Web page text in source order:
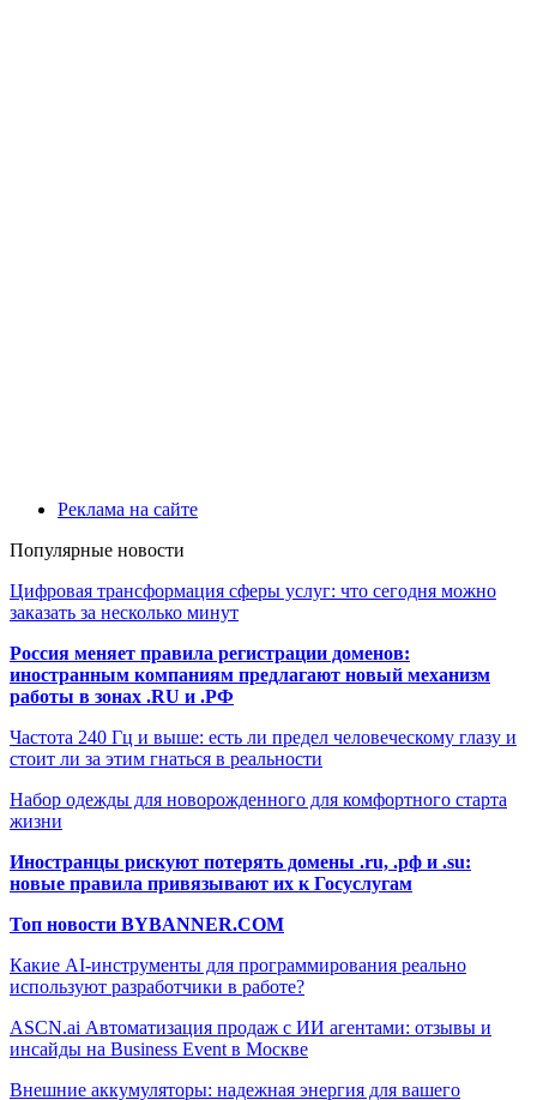
Реклама на сайте
Популярные новости
Цифровая трансформация сферы услуг: что сегодня можно
заказать за несколько минут
Россия меняет правила регистрации доменов:
иностранным компаниям предлагают новый механизм
работы в зонах .RU и .РФ
Частота 240 Гц и выше: есть ли предел человеческому глазу и
стоит ли за этим гнаться в реальности
Набор одежды для новорожденного для комфортного старта
жизни
Иностранцы рискуют потерять домены .ru, .рф и .su:
новые правила привязывают их к Госуслугам
Топ новости BYBANNER.COM
Какие AI-инструменты для программирования реально
используют разработчики в работе?
ASCN.ai Автоматизация продаж с ИИ агентами: отзывы и
инсайды на Business Event в Москве
Внешние аккумуляторы: надежная энергия для вашего